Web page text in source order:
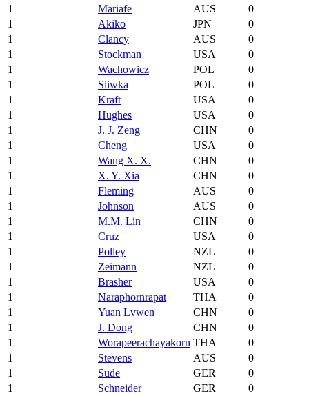
1
Mariafe AUS
0
1
Akiko JPN
0
1
Clancy AUS
0
1
Stockman USA
0
1
Wachowicz POL
0
1
Sliwka POL
0
1
Kraft USA
0
1
Hughes USA
0
1
J. J. Zeng CHN
0
1
Cheng USA
0
1
Wang X. X. CHN
0
1
X. Y. Xia CHN
0
1
Fleming AUS
0
1
Johnson AUS
0
1
M.M. Lin CHN
0
1
Cruz USA
0
1
Polley NZL
0
1
Zeimann NZL
0
1
Brasher USA
0
1
Naraphornrapat THA
0
1
Yuan Lvwen CHN
0
1
J. Dong CHN
0
1
Worapeerachayakorn THA
0
1
Stevens AUS
0
1
Sude GER
0
1
Schneider GER
0